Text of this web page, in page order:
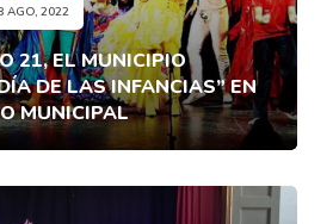
AGO, 2022
21, EL MUNICIPIO
DE LAS INFANCIAS” EN
MUNICIPAL